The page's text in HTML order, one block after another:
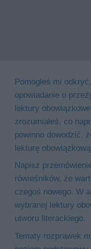
Pomogłeś mi
opowiadanie o
lektury
zrozumiałeś, co
powinno dowodzić,
lekturę
Napisz
rówieśników, że
czegoś nowego. W
wybranej lektury
utworu literackiego.
Tematy rozprawek